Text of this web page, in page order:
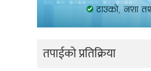
तपाईको प्रतिक्रिया